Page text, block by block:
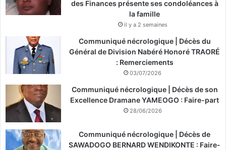
des Finances présente ses condoléances à
la famille
il y a 2 semaines
Communiqué nécrologique | Décès du
Général de Division Nabéré Honoré TRAORÉ
: Remerciements
03/07/2026
Communiqué nécrologique | Décès de son
Excellence Dramane YAMEOGO : Faire-part
28/06/2026
Communiqué nécrologique | Décès de
SAWADOGO BERNARD WENDIKONTE : Faire-